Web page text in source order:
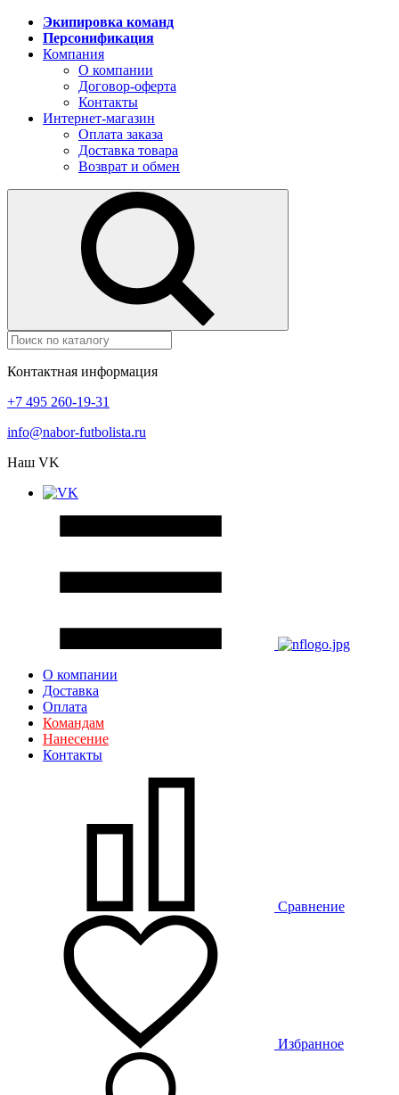
Экипировка команд
Персонификация
Компания
О компании
Договор-оферта
Контакты
Интернет-магазин
Оплата заказа
Доставка товара
Возврат и обмен
Контактная информация
+7 495 260-19-31
info@nabor-futbolista.ru
Наш VK
О компании
Доставка
Оплата
Командам
Нанесение
Контакты
Сравнение
Избранное